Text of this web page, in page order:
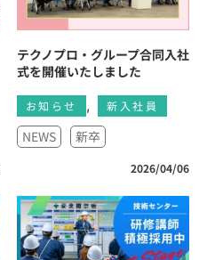
テクノプロ・グループ合同入社
式を開催いたしました
お知らせ , 新入社員
NEWS 新卒
2026/04/06